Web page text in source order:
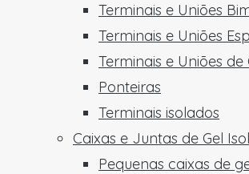
Terminais e Uniões
Terminais e Uniões
Terminais e Uniões
Ponteiras
Terminais isolados
Caixas e Juntas de Gel
Pequenas caixas de